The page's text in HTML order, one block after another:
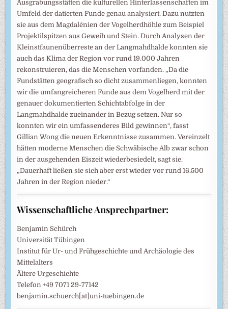
Ausgrabungsstätten die kulturellen Hinterlassenschaften im
Umfeld der datierten Funde genau analysiert. Dazu nutzten
sie aus dem Magdalénien der Vogelherdhöhle zum Beispiel
Projektilspitzen aus Geweih und Stein. Durch Analysen der
Kleinstfaunenüberreste an der Langmahdhalde konnten sie
auch das Klima der Region vor rund 19.000 Jahren
rekonstruieren, das die Menschen vorfanden. „Da die
Fundstätten geografisch so dicht zusammenliegen, konnten
wir die umfangreicheren Funde aus dem Vogelherd mit der
genauer dokumentierten Schichtabfolge in der
Langmahdhalde zueinander in Bezug setzen. Nur so
konnten wir ein umfassenderes Bild gewinnen“, fasst
Gillian Wong die neuen Erkenntnisse zusammen. Vereinzelt
hätten moderne Menschen die Schwäbische Alb zwar schon
in der ausgehenden Eiszeit wiederbesiedelt, sagt sie.
„Dauerhaft ließen sie sich aber erst wieder vor rund 16.500
Jahren in der Region nieder.“
Wissenschaftliche Ansprechpartner:
Benjamin Schürch
Universität Tübingen
Institut für Ur- und Frühgeschichte und Archäologie des
Mittelalters
Ältere Urgeschichte
Telefon +49 7071 29-77142
benjamin.schuerch[at]uni-tuebingen.de